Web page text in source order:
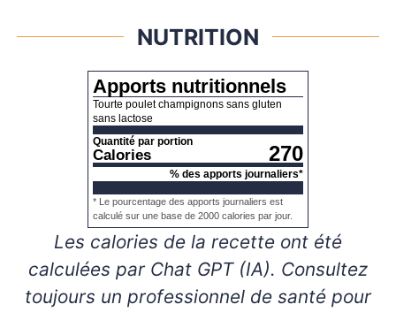
NUTRITION
Apports nutritionnels
Tourte poulet champignons sans gluten
sans lactose
Quantité par portion
Calories 270
% des apports journaliers*
* Le pourcentage des apports journaliers est
calculé sur une base de 2000 calories par jour.
Les calories de la recette ont été
calculées par Chat GPT (IA). Consultez
toujours un professionnel de santé pour